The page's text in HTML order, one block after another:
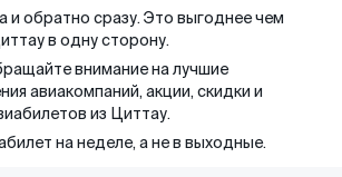
и обратно сразу. Это выгоднее чем
в одну сторону.
внимание на лучшие
авиакомпаний, акции, скидки и
из Циттау.
на неделе, а не в выходные.